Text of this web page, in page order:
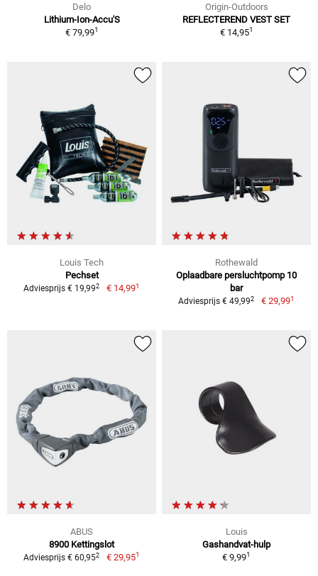
Delo
Lithium-Ion-Accu'S
€ 79,991
Origin-Outdoors
REFLECTEREND VEST SET
€ 14,951
Louis Tech
Pechset
Adviesprijs € 19,992 € 14,991
Rothewald
Oplaadbare persluchtpomp 10
bar
Adviesprijs € 49,992 € 29,991
ABUS
8900 Kettingslot
Adviesprijs € 60,952 € 29,951
Louis
Gashandvat-hulp
€ 9,991